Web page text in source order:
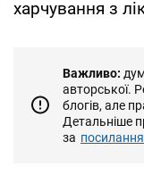
харчування з
Важливо:
авторської.
блогів, але
Детальніше
за